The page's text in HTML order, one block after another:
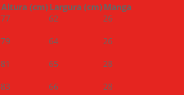
Altura (cm) Largura (cm) Manga
77 62
26
79 64
26
81 65
28
83 66
28